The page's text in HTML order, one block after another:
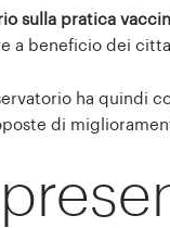
sulla pratica
a beneficio dei
ha quindi
di